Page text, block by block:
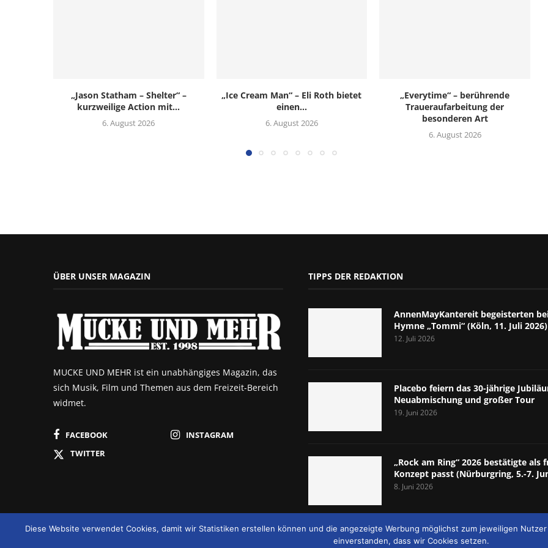
„Jason Statham – Shelter“ –
kurzweilige Action mit...
6. August 2026
„Ice Cream Man“ – Eli Roth bietet
einen...
6. August 2026
„Everytime“ – berührende
Traueraufarbeitung der
besonderen Art
6. August 2026
ÜBER UNSER MAGAZIN
MUCKE UND MEHR ist ein unabhängiges Magazin, das
sich Musik, Film und Themen aus dem Freizeit-Bereich
widmet.
FACEBOOK
INSTAGRAM
TWITTER
TIPPS DER REDAKTION
AnnenMayKantereit begeisterten
Hymne „Tommi“ (Köln, 11. Juli 2026)
12. Juli 2026
Placebo feiern das 30-jährige
Neuabmischung und großer Tour
19. Juni 2026
„Rock am Ring“ 2026 bestätigte als
Konzept passt (Nürburgring, 5.-7.
8. Juni 2026
Diese Website verwendet Cookies, damit wir Statistiken erstellen können und die angezeigte Werbung möglichst zum jeweiligen
einverstanden, dass wir Cookies setzen.